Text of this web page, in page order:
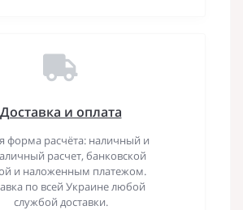
Доставка и оплата
форма расчёта: наличный и
расчет, банковской
и наложенным платежом.
по всей Украине любой
службой доставки.